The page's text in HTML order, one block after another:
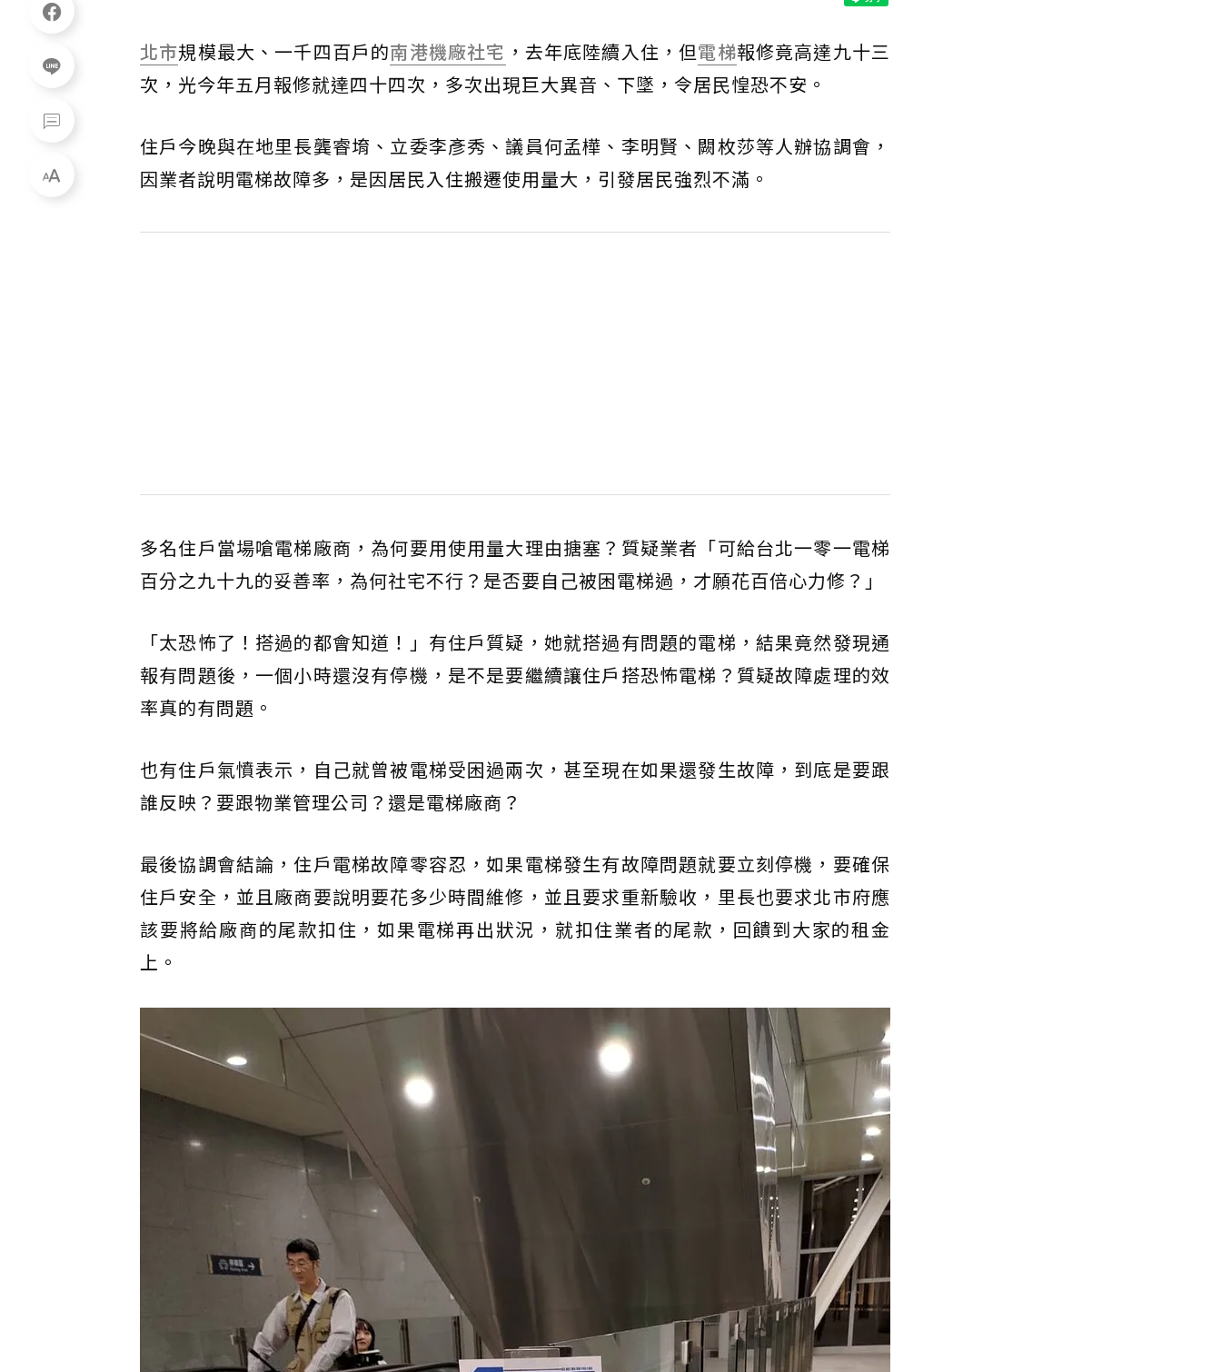
北市規模最大、一千四百戶的南港機廠社宅 ，去年底陸續入住，但電梯報修竟高達九十三
次，光今年五月報修就達四十四次，多次出現巨大異音、下墜，令居民惶恐不安。
住戶今晚與在地里長龔睿堉、立委李彥秀、議員何孟樺、李明賢、闕枚莎等人辦協調會，
因業者說明電梯故障多，是因居民入住搬遷使用量大，引發居民強烈不滿。
多名住戶當場嗆電梯廠商，為何要用使用量大理由搪塞？質疑業者「可給台北一零一電梯
百分之九十九的妥善率，為何社宅不行？是否要自己被困電梯過，才願花百倍心力修？」
「太恐怖了！搭過的都會知道！」有住戶質疑，她就搭過有問題的電梯，結果竟然發現通
報有問題後，一個小時還沒有停機，是不是要繼續讓住戶搭恐怖電梯？質疑故障處理的效
率真的有問題。
也有住戶氣憤表示，自己就曾被電梯受困過兩次，甚至現在如果還發生故障，到底是要跟
誰反映？要跟物業管理公司？還是電梯廠商？
最後協調會結論，住戶電梯故障零容忍，如果電梯發生有故障問題就要立刻停機，要確保
住戶安全，並且廠商要說明要花多少時間維修，並且要求重新驗收，里長也要求北市府應
該要將給廠商的尾款扣住，如果電梯再出狀況，就扣住業者的尾款，回饋到大家的租金
上。